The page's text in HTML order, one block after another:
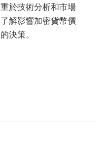
於技術分析和市場
解影響加密貨幣價
決策。